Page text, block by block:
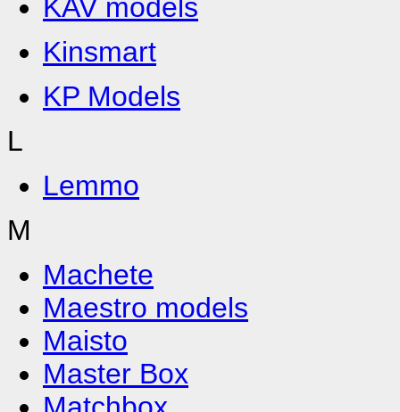
KAV models
Kinsmart
KP Models
L
Lemmo
M
Machete
Maestro models
Maisto
Master Box